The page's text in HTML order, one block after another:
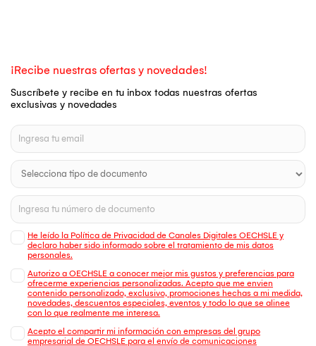
¡Recibe nuestras ofertas y novedades!
Suscríbete y recibe en tu inbox todas nuestras ofertas
exclusivas y novedades
He leído la Política de Privacidad de Canales Digitales OECHSLE y
declaro haber sido informado sobre el tratamiento de mis datos
personales.
Autorizo a OECHSLE a conocer mejor mis gustos y preferencias para
ofrecerme experiencias personalizadas. Acepto que me envien
contenido personalizado, exclusivo, promociones hechas a mi medida,
novedades, descuentos especiales, eventos y todo lo que se alinee
con lo que realmente me interesa.
Acepto el compartir mi información con empresas del grupo
empresarial de OECHSLE para el envío de comunicaciones